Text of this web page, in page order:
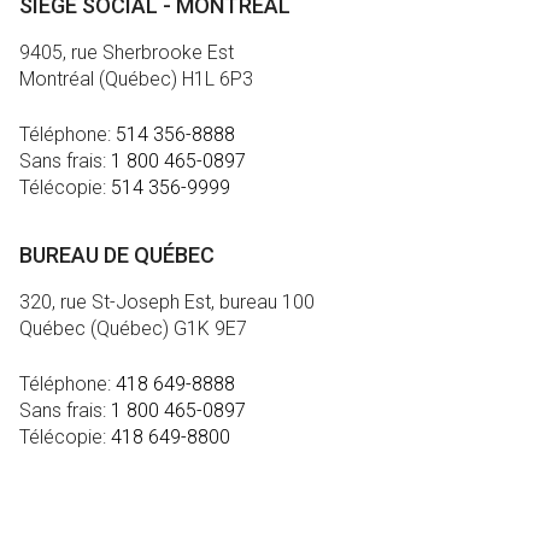
SIÈGE SOCIAL - MONTRÉAL
9405, rue Sherbrooke Est
Montréal (Québec) H1L 6P3
Téléphone: 514 356-8888
Sans frais: 1 800 465-0897
Télécopie: 514 356-9999
BUREAU DE QUÉBEC
320, rue St-Joseph Est, bureau 100
Québec (Québec) G1K 9E7
Téléphone: 418 649-8888
Sans frais: 1 800 465-0897
Télécopie: 418 649-8800